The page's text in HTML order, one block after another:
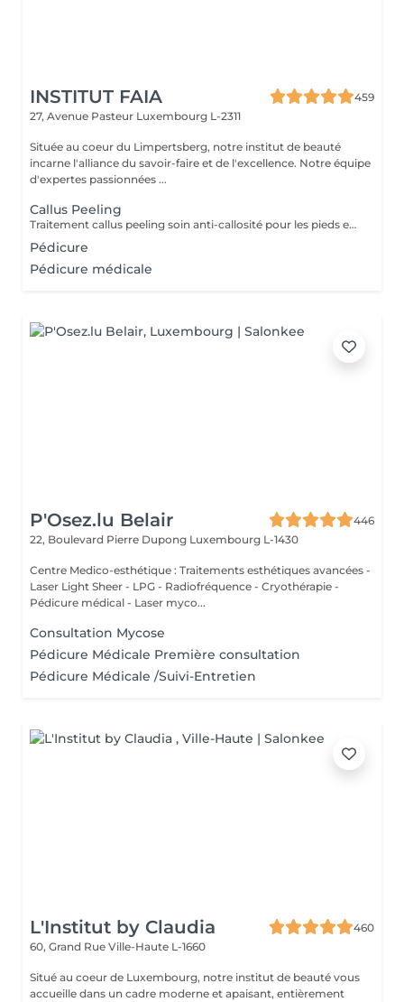
INSTITUT FAIA
459
27, Avenue Pasteur Luxembourg L-2311
Située au coeur du Limpertsberg, notre institut de beauté
incarne l'alliance du savoir-faire et de l'excellence. Notre équipe
d'expertes passionnées ...
Callus Peeling
Traitement callus peeling soin anti-callosité pour les pieds en seulement 15 minutes CALLUSPEELING permet d'éliminer facilement, sans lames ni cutters, les callosités et les fissures, donnant aux pieds une incroyable douceur et une sensation infinie de légèreté.
Pédicure
Pédicure médicale
P'Osez.lu Belair
446
22, Boulevard Pierre Dupong Luxembourg L-1430
Centre Medico-esthétique : Traitements esthétiques avancées -
Laser Light Sheer - LPG - Radiofréquence - Cryothérapie -
Pédicure médical - Laser myco...
Consultation Mycose
Pédicure Médicale Première consultation
Pédicure Médicale /Suivi-Entretien
L'Institut by Claudia
460
60, Grand Rue Ville-Haute L-1660
Situé au coeur de Luxembourg, notre institut de beauté vous
accueille dans un cadre moderne et apaisant, entièrement